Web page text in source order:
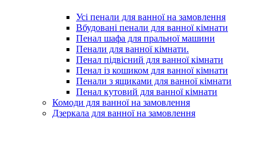
Усі пенали для ванної на замовлення
Вбудовані пенали для ванної кімнати
Пенал шафа для пральної машини
Пенали для ванної кімнати.
Пенал підвісний для ванної кімнати
Пенал із кошиком для ванної кімнати
Пенали з ящиками для ванної кімнати
Пенал кутовий для ванної кімнати
Комоди для ванної на замовлення
Дзеркала для ванної на замовлення